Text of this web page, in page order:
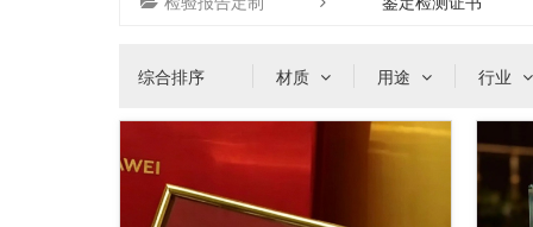
综合排序 材质 用途 行业